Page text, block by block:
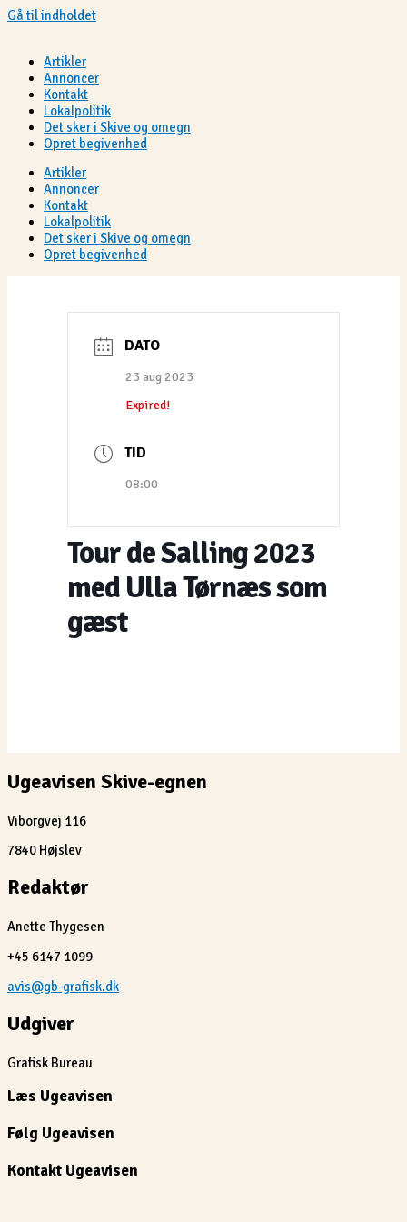
Gå til indholdet
Artikler
Annoncer
Kontakt
Lokalpolitik
Det sker i Skive og omegn
Opret begivenhed
Artikler
Annoncer
Kontakt
Lokalpolitik
Det sker i Skive og omegn
Opret begivenhed
DATO
23 aug 2023
Expired!
TID
08:00
Tour de Salling 2023
med Ulla Tørnæs som
gæst
Ugeavisen Skive-egnen
Viborgvej 116
7840 Højslev
Redaktør
Anette Thygesen
+45 6147 1099
avis@gb-grafisk.dk
Udgiver
Grafisk Bureau
Læs Ugeavisen
Følg Ugeavisen
Kontakt Ugeavisen